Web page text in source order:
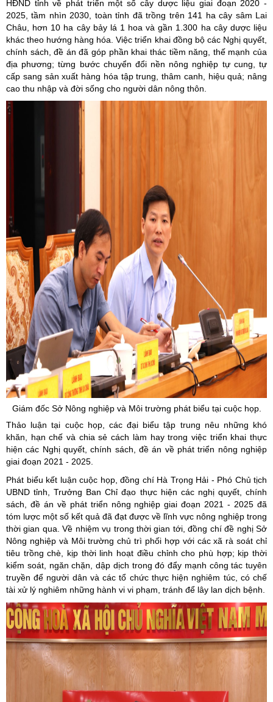
HĐND tỉnh về phát triển một số cây dược liệu giai đoạn 2020 -
2025, tầm nhìn 2030, toàn tỉnh đã trồng trên 141 ha cây sâm Lai
Châu, hơn 10 ha cây bảy lá 1 hoa và gần 1.300 ha cây dược liệu
khác theo hướng hàng hóa. Việc triển khai đồng bộ các Nghị quyết,
chính sách, đề án đã góp phần khai thác tiềm năng, thế mạnh của
địa phương; từng bước chuyển đổi nền nông nghiệp tự cung, tự
cấp sang sản xuất hàng hóa tập trung, thâm canh, hiệu quả; nâng
cao thu nhập và đời sống cho người dân nông thôn.
Giám đốc Sở Nông nghiệp và Môi trường phát biểu tại cuộc họp.
Thảo luận tại cuộc họp, các đại biểu tập trung nêu những khó
khăn, hạn chế và chia sẻ cách làm hay trong việc triển khai thực
hiện các Nghị quyết, chính sách, đề án về phát triển nông nghiệp
giai đoạn 2021 - 2025.
Phát biểu kết luận cuộc họp, đồng chí Hà Trọng Hải - Phó Chủ tịch
UBND tỉnh, Trưởng Ban Chỉ đạo thực hiện các nghị quyết, chính
sách, đề án về phát triển nông nghiệp giai đoạn 2021 - 2025 đã
tóm lược một số kết quả đã đạt được về lĩnh vực nông nghiệp trong
thời gian qua. Về nhiệm vụ trong thời gian tới, đồng chí đề nghị Sở
Nông nghiệp và Môi trường chủ trì phối hợp với các xã rà soát chỉ
tiêu trồng chè, kịp thời linh hoạt điều chỉnh cho phù hợp; kịp thời
kiểm soát, ngăn chặn, dập dịch trong đó đẩy mạnh công tác tuyên
truyền để người dân và các tổ chức thực hiện nghiêm túc, có chế
tài xử lý nghiêm những hành vi vi phạm, tránh để lây lan dịch bệnh.